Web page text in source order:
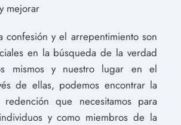
mejorar
confesión y el arrepentimiento son
en la búsqueda de la verdad
mismos y nuestro lugar en el
de ellas, podemos encontrar la
que necesitamos para
y como miembros de la